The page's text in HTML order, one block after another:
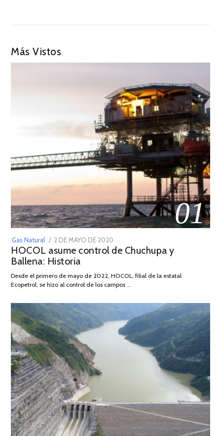
Más Vistos
01
Gas Natural
POSTED
ON
2 DE MAYO DE 2020
DE
2026
HOCOL asume control de Chuchupa y
Ballena: Historia
Desde el primero de mayo de 2022, HOCOL, filial de la estatal
Ecopetrol, se hizo al control de los campos …